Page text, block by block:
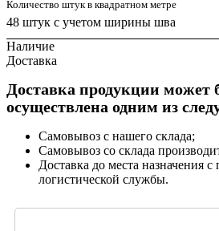
Количество штук в квадратном метре
48 штук с учетом ширины шва
Наличие
Доставка
Доставка продукции может
осуществлена одним из
Самовывоз с нашего склада;
Самовывоз со склада
Доставка до места назначения
логистической службы.